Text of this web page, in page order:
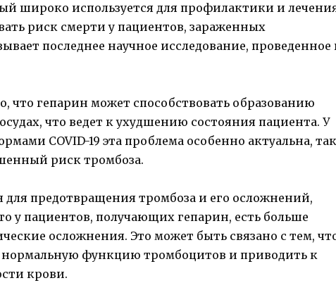
широко используется для профилактики и
риск смерти у пациентов, зараженных
последнее научное исследование, проведенное
что гепарин может способствовать образованию
что ведет к ухудшению состояния пациента. У
COVID-19 эта проблема особенно актуальна, так
риск тромбоза.
для предотвращения тромбоза и его осложнений,
у пациентов, получающих гепарин, есть больше
осложнения. Это может быть связано с тем,
функцию тромбоцитов и приводить к
крови.